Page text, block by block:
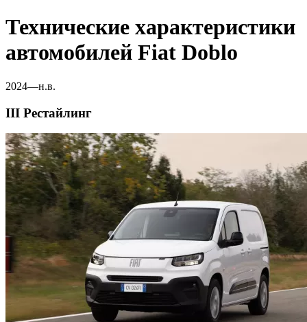
Технические характеристики
автомобилей Fiat Doblo
2024—н.в.
III Рестайлинг